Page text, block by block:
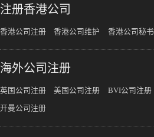
注册香港公司
香港公司注册 香港公司维护 香港公司秘书
海外公司注册
英国公司注册 美国公司注册 BVI公司注册
开曼公司注册